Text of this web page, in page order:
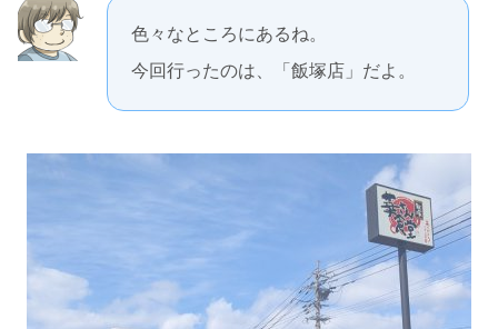
色々なところにあるね。
今回行ったのは、「飯塚店」だよ。